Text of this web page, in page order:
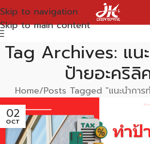
Skip to navigation
Skip to main content
Tag Archives: แน
ป้ายอะคริลิ
Home Posts Tagged "แนะนำการ
02
OCT